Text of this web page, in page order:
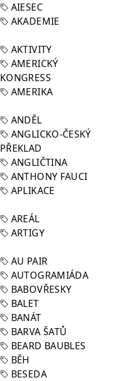
AIESEC
AKADEMIE
AKTIVITY
AMERICKÝ
KONGRESS
AMERIKA
ANDĚL
ANGLICKO-ČESKÝ
PŘEKLAD
ANGLIČTINA
ANTHONY FAUCI
APLIKACE
AREÁL
ARTIGY
AU PAIR
AUTOGRAMIÁDA
BABOVŘESKY
BALET
BANÁT
BARVA ŠATŮ
BEARD BAUBLES
BĚH
BESEDA